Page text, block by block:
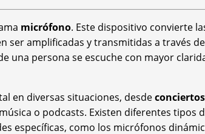
micrófono. Este dispositivo convierte
ser amplificadas y transmitidas a través
una persona se escuche con mayor
en diversas situaciones, desdeconciertos
o podcasts. Existen diferentes tipos
específicas, como los micrófonos